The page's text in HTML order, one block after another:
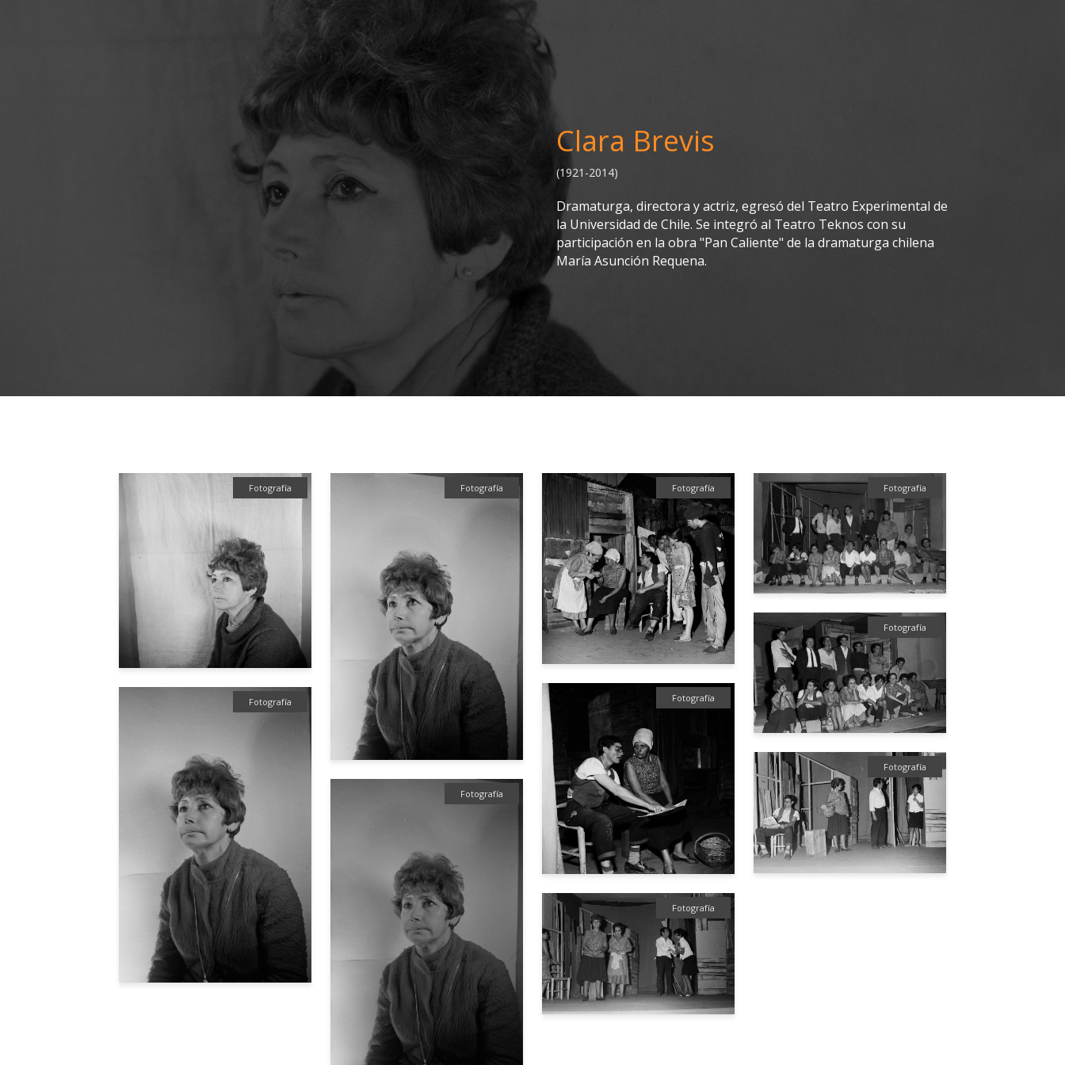
Clara Brevis
(1921-2014)
Dramaturga, directora y actriz, egresó del Teatro Experimental de
la Universidad de Chile. Se integró al Teatro Teknos con su
participación en la obra "Pan Caliente" de la dramaturga chilena
María Asunción Requena.
Fotografía
Fotografía
Fotografía
Fotografía
Fotografía
Fotografía
Fotografía
Fotografía
Fotografía
Fotografía